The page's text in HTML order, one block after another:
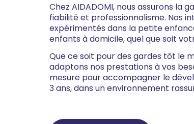
Chez AIDADOMI, nous assurons la
fiabilité et professionnalisme. Nos
expérimentés dans la petite
enfants à domicile, quel que soit
Que ce soit pour des gardes tôt le
adaptons nos prestations à vos
mesure pour accompagner le
3 ans, dans un environnement